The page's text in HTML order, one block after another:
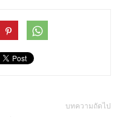
บทความถัดไป